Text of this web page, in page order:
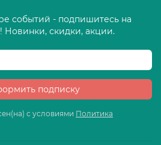
событий - подпишитесь на
Новинки, скидки, акции.
подписку
с условиями Политика